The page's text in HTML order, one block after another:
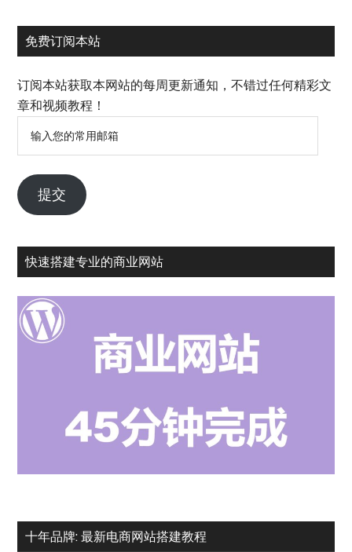
免费订阅本站
订阅本站获取本网站的每周更新通知，不错过任何精彩文
章和视频教程！
的
常
邮
箱
提交
快速搭建专业的商业网站
十年品牌: 最新电商网站搭建教程